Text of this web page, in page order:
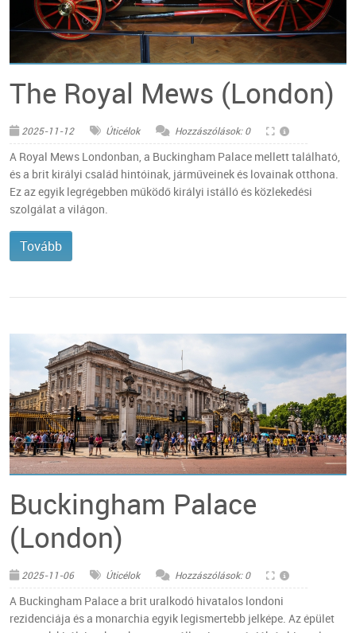
The Royal Mews (London)
2025-11-12 Úticélok Hozzászólások: 0
A Royal Mews Londonban, a Buckingham Palace mellett található,
és a brit királyi család hintóinak, járműveinek és lovainak otthona.
Ez az egyik legrégebben működő királyi istálló és közlekedési
szolgálat a világon.
Tovább
Buckingham Palace
(London)
2025-11-06 Úticélok Hozzászólások: 0
A Buckingham Palace a brit uralkodó hivatalos londoni
rezidenciája és a monarchia egyik legismertebb jelképe. Az épület